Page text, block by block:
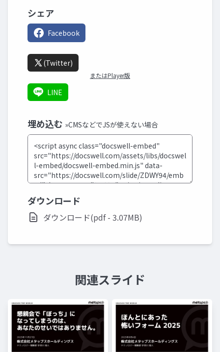
シェア
Facebook
(Twitter)
またはPlayer版
LINE
埋め込む »CMSなどでJSが使えない場合
ダウンロード
ダウンロード(pdf - 3.07MB)
関連スライド